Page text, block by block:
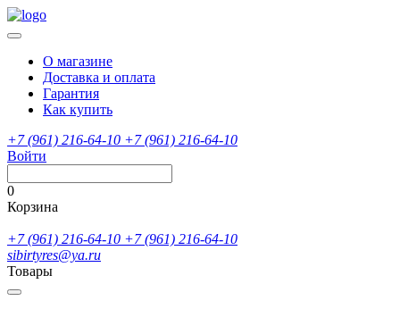
О магазине
Доставка и оплата
Гарантия
Как купить
+7 (961) 216-64-10 +7 (961) 216-64-10
Войти
0
Корзина
+7 (961) 216-64-10 +7 (961) 216-64-10
sibirtyres@ya.ru
Товары